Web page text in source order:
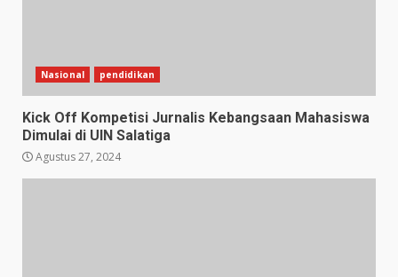
Nasional pendidikan
Kick Off Kompetisi Jurnalis Kebangsaan Mahasiswa
Dimulai di UIN Salatiga
Agustus 27, 2024